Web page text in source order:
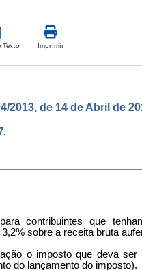
Texto Imprimir
2013, de 14 de Abril de
contribuintes que
sobre a receita bruta
o imposto que deva ser
do lançamento do imposto).